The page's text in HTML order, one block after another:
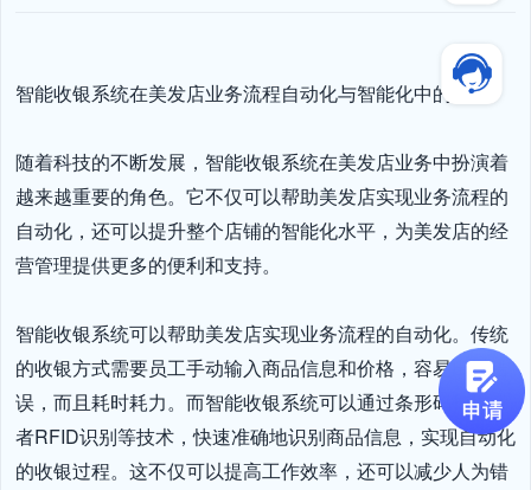
智能收银系统在美发店业务流程自动化与智能化中的支持
随着科技的不断发展，智能收银系统在美发店业务中扮演着
越来越重要的角色。它不仅可以帮助美发店实现业务流程的
自动化，还可以提升整个店铺的智能化水平，为美发店的经
营管理提供更多的便利和支持。
智能收银系统可以帮助美发店实现业务流程的自动化。传统
的收银方式需要员工手动输入商品信息和价格，容易出现错
误，而且耗时耗力。而智能收银系统可以通过条形码扫描或
者RFID识别等技术，快速准确地识别商品信息，实现自动化
的收银过程。这不仅可以提高工作效率，还可以减少人为错